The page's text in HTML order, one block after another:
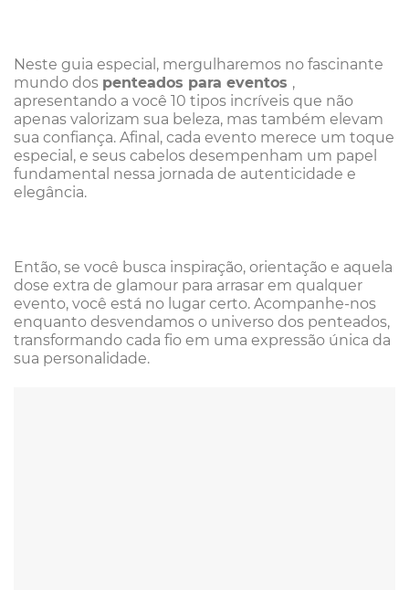
Neste guia especial, mergulharemos no fascinante
mundo dos penteados para eventos ,
apresentando a você 10 tipos incríveis que não
apenas valorizam sua beleza, mas também elevam
sua confiança. Afinal, cada evento merece um toque
especial, e seus cabelos desempenham um papel
fundamental nessa jornada de autenticidade e
elegância.
Então, se você busca inspiração, orientação e aquela
dose extra de glamour para arrasar em qualquer
evento, você está no lugar certo. Acompanhe-nos
enquanto desvendamos o universo dos penteados,
transformando cada fio em uma expressão única da
sua personalidade.